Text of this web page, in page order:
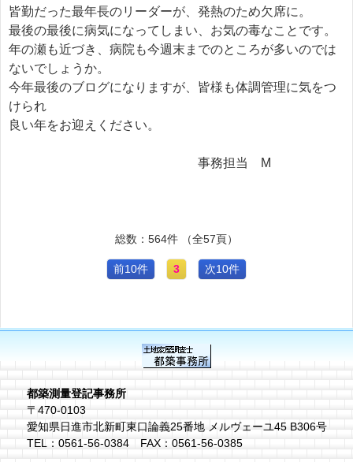
皆勤だった最年長のリーダーが、発熱のため欠席に。
最後の最後に病気になってしまい、お気の毒なことです。
年の瀬も近づき、病院も今週末までのところが多いのでは
ないでしょうか。
今年最後のブログになりますが、皆様も体調管理に気をつ
けられ
良い年をお迎えください。
事務担当 M
総数：564件 （全57頁）
前10件 3 次10件
都築測量登記事務所
〒470-0103
愛知県日進市北新町東口論義25番地 メルヴェーユ45 B306号
TEL：0561-56-0384 FAX：0561-56-0385